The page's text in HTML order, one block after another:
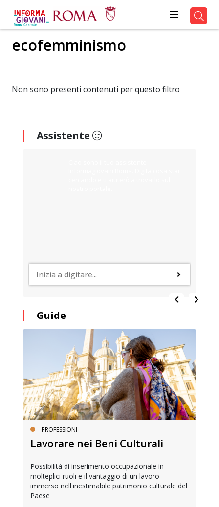
ecofemminismo
Non sono presenti contenuti per questo filtro
Assistente
Guide
PROFESSIONI
Lavorare nei Beni Culturali
Possibilità di inserimento occupazionale in
molteplici ruoli e il vantaggio di un lavoro
immerso nell'inestimabile patrimonio culturale del
Paese